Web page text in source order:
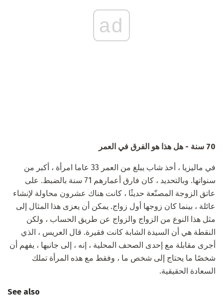
ad
70 سنة - هل هذا هو الفرق في العمر
في ماليزيا ، أخذ شاب يبلغ من العمر 33 عاما امرأة ، أكبر من
سنواتها. وبالتحديد ، كان فارق أعمارهم 71 سنة بالضبط. على
عاتق الزوجة المصنّعة حديثًا ، كانت هناك عشرون محاولة لإنشاء
عائلة ، بينما كان زوجها أول زواج. يمكن أن يعزى هذا المثال إلى
مثل هذا النوع من الزواج والزواج عن طريق الحساب ، ولكن
النقطة هي أن السيدة الشابة كانت فقيرة. قال العريس ، الذي
أجرى مقابلة مع إحدى الصحف المحلية ، إنه ، إلى جانبها ، يفهم أن
شخصًا ما يحتاج إلى شخص ما ، وفقط مع هذه المرأة تملك
السعادة الحقيقية.
See also